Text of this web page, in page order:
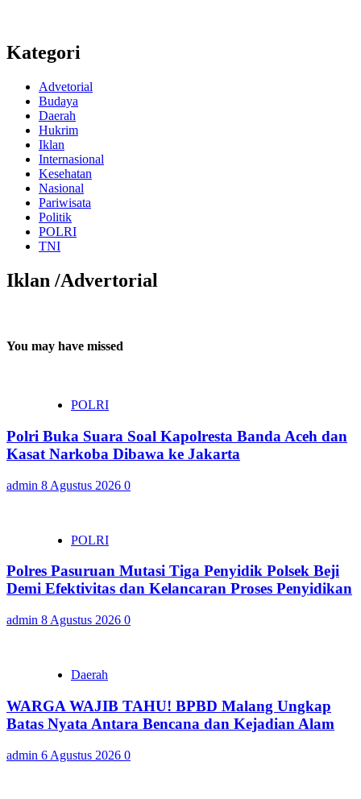
Kategori
Advetorial
Budaya
Daerah
Hukrim
Iklan
Internasional
Kesehatan
Nasional
Pariwisata
Politik
POLRI
TNI
Iklan /Advertorial
You may have missed
POLRI
Polri Buka Suara Soal Kapolresta Banda Aceh dan
Kasat Narkoba Dibawa ke Jakarta
admin 8 Agustus 2026 0
POLRI
Polres Pasuruan Mutasi Tiga Penyidik Polsek Beji
Demi Efektivitas dan Kelancaran Proses Penyidikan
admin 8 Agustus 2026 0
Daerah
WARGA WAJIB TAHU! BPBD Malang Ungkap
Batas Nyata Antara Bencana dan Kejadian Alam
admin 6 Agustus 2026 0